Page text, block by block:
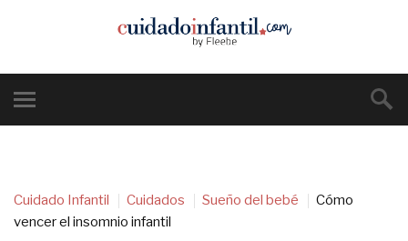
Cuidado Infantil Cuidados Sueño del bebé
Cómo
vencer el insomnio infantil